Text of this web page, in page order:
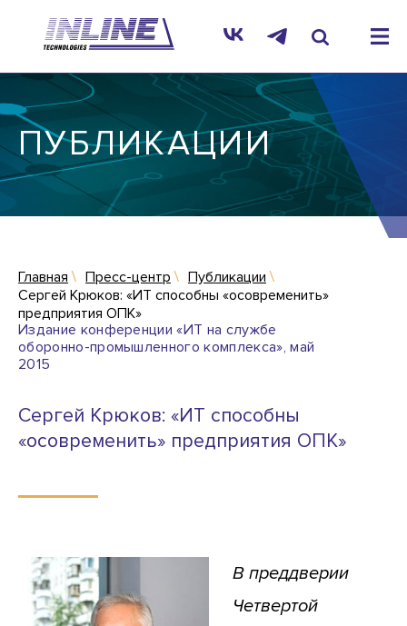
ПУБЛИКАЦИИ
Главная Пресс-центр
Публикации
Сергей Крюков: «ИТ способны «осовременить»
предприятия ОПК»
Издание конференции «ИТ на службе
оборонно-промышленного комплекса», май
2015
Сергей Крюков: «ИТ способны
«осовременить» предприятия ОПК»
В преддверии
Четвертой